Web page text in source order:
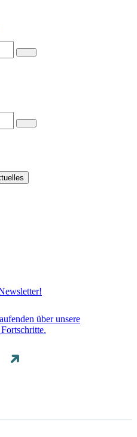
über unsere